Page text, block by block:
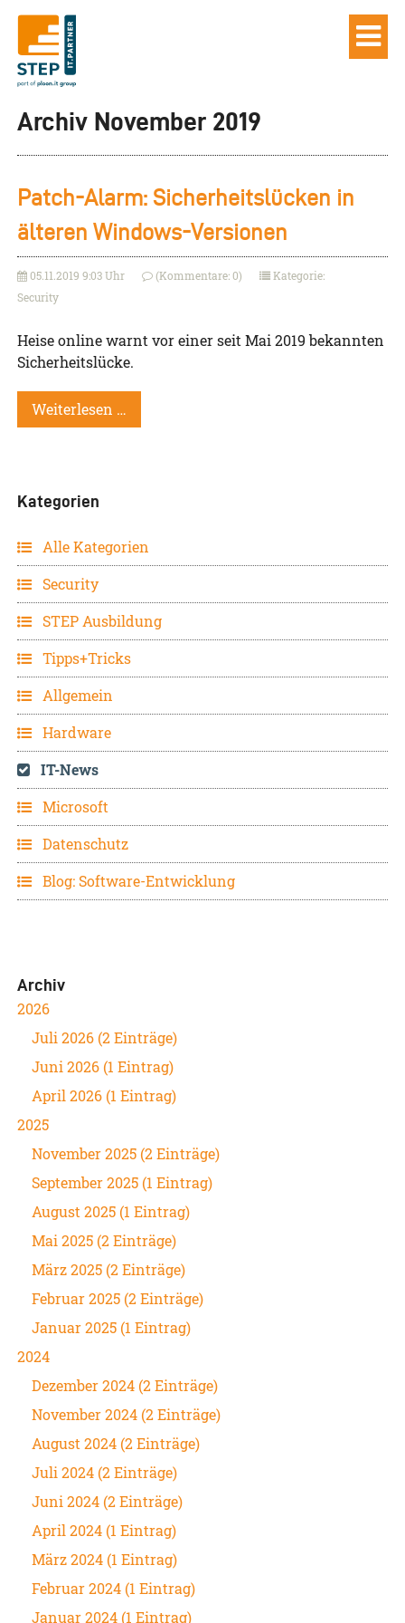
Archiv November 2019
Patch-Alarm: Sicherheitslücken in
älteren Windows-Versionen
05.11.2019 9:03 Uhr (Kommentare: 0)
Kategorie:
Security
Heise online warnt vor einer seit Mai 2019 bekannten
Sicherheitslücke.
Weiterlesen …
Kategorien
Alle Kategorien
Security
STEP Ausbildung
Tipps+Tricks
Allgemein
Hardware
IT-News
Microsoft
Datenschutz
Blog: Software-Entwicklung
Archiv
2026
Juli 2026 (2 Einträge)
Juni 2026 (1 Eintrag)
April 2026 (1 Eintrag)
2025
November 2025 (2 Einträge)
September 2025 (1 Eintrag)
August 2025 (1 Eintrag)
Mai 2025 (2 Einträge)
März 2025 (2 Einträge)
Februar 2025 (2 Einträge)
Januar 2025 (1 Eintrag)
2024
Dezember 2024 (2 Einträge)
November 2024 (2 Einträge)
August 2024 (2 Einträge)
Juli 2024 (2 Einträge)
Juni 2024 (2 Einträge)
April 2024 (1 Eintrag)
März 2024 (1 Eintrag)
Februar 2024 (1 Eintrag)
Januar 2024 (1 Eintrag)